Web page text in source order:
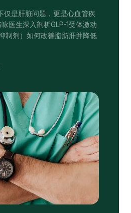
仅是肝脏问题，更是心血管疾
医生深入剖析GLP-1受体激动
制剂）如何改善脂肪肝并降低